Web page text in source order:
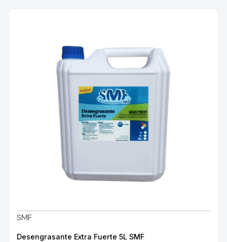
SMF
Desengrasante Extra Fuerte 5L SMF